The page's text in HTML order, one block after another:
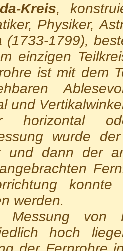
Kreis,
Physiker,
(1733-1799),
einzigen
ist mit dem
und
horizontal
wurde
und dann der
werden.
von
hoch